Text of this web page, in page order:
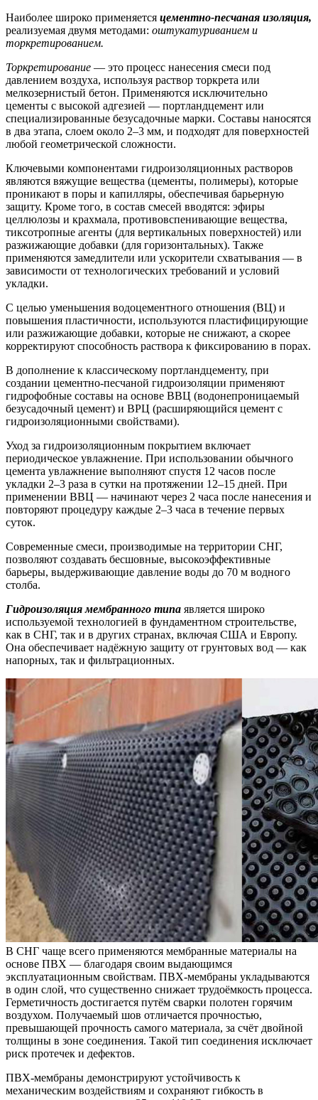
Наиболее широко применяется цементно-песчаная изоляция,
реализуемая двумя методами: оштукатуриванием и
торкретированием.
Торкретирование — это процесс нанесения смеси под
давлением воздуха, используя раствор торкрета или
мелкозернистый бетон. Применяются исключительно
цементы с высокой адгезией — портландцемент или
специализированные безусадочные марки. Составы наносятся
в два этапа, слоем около 2–3 мм, и подходят для поверхностей
любой геометрической сложности.
Ключевыми компонентами гидроизоляционных растворов
являются вяжущие вещества (цементы, полимеры), которые
проникают в поры и капилляры, обеспечивая барьерную
защиту. Кроме того, в состав смесей вводятся: эфиры
целлюлозы и крахмала, противовспенивающие вещества,
тиксотропные агенты (для вертикальных поверхностей) или
разжижающие добавки (для горизонтальных). Также
применяются замедлители или ускорители схватывания — в
зависимости от технологических требований и условий
укладки.
С целью уменьшения водоцементного отношения (ВЦ) и
повышения пластичности, используются пластифицирующие
или разжижающие добавки, которые не снижают, а скорее
корректируют способность раствора к фиксированию в порах.
В дополнение к классическому портландцементу, при
создании цементно-песчаной гидроизоляции применяют
гидрофобные составы на основе ВВЦ (водонепроницаемый
безусадочный цемент) и ВРЦ (расширяющийся цемент с
гидроизоляционными свойствами).
Уход за гидроизоляционным покрытием включает
периодическое увлажнение. При использовании обычного
цемента увлажнение выполняют спустя 12 часов после
укладки 2–3 раза в сутки на протяжении 12–15 дней. При
применении ВВЦ — начинают через 2 часа после нанесения и
повторяют процедуру каждые 2–3 часа в течение первых
суток.
Современные смеси, производимые на территории СНГ,
позволяют создавать бесшовные, высокоэффективные
барьеры, выдерживающие давление воды до 70 м водного
столба.
Гидроизоляция мембранного типа является широко
используемой технологией в фундаментном строительстве,
как в СНГ, так и в других странах, включая США и Европу.
Она обеспечивает надёжную защиту от грунтовых вод — как
напорных, так и фильтрационных.
В СНГ чаще всего применяются мембранные материалы на
основе ПВХ — благодаря своим выдающимся
эксплуатационным свойствам. ПВХ-мембраны укладываются
в один слой, что существенно снижает трудоёмкость процесса.
Герметичность достигается путём сварки полотен горячим
воздухом. Получаемый шов отличается прочностью,
превышающей прочность самого материала, за счёт двойной
толщины в зоне соединения. Такой тип соединения исключает
риск протечек и дефектов.
ПВХ-мембраны демонстрируют устойчивость к
механическим воздействиям и сохраняют гибкость в